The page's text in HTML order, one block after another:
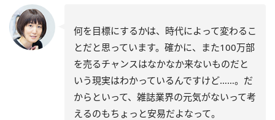
何を目標にするかは、時代によって変わるこ
とだと思っています。確かに、また100万部
を売るチャンスはなかなか来ないものだと
いう現実はわかっているんですけど……。だ
からといって、雑誌業界の元気がないって考
えるのもちょっと安易だよなって。